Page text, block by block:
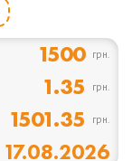
1500 грн.
1.35 грн.
1501.35 грн.
17.08.2026